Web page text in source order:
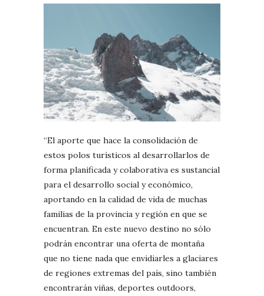
“El aporte que hace la consolidación de
estos polos turísticos al desarrollarlos de
forma planificada y colaborativa es sustancial
para el desarrollo social y económico,
aportando en la calidad de vida de muchas
familias de la provincia y región en que se
encuentran. En este nuevo destino no sólo
podrán encontrar una oferta de montaña
que no tiene nada que envidiarles a glaciares
de regiones extremas del país, sino también
encontrarán viñas, deportes outdoors,